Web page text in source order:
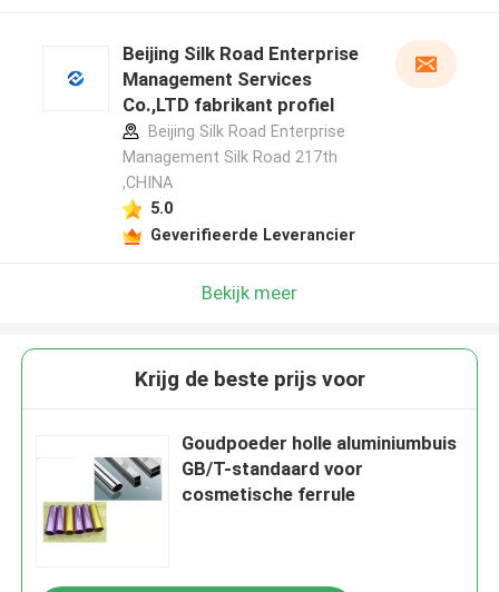
Beijing Silk Road Enterprise
Management Services
Co.,LTD fabrikant profiel
Beijing Silk Road Enterprise
Management Silk Road 217th
,CHINA
5.0
Geverifieerde Leverancier
Bekijk meer
Krijg de beste prijs voor
Goudpoeder holle aluminiumbuis
GB/T-standaard voor
cosmetische ferrule